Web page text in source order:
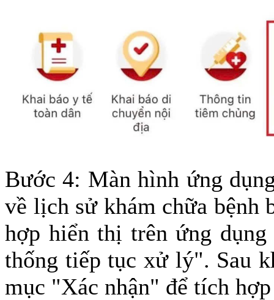
Bước 4: Màn hình ứng
về lịch sử khám chữa bệnh
hợp hiển thị trên ứng
thống tiếp tục xử lý". Sau
mục "Xác nhận" để tích